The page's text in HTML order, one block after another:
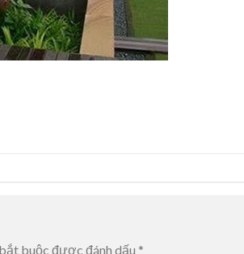
buộc được đánh dấu *